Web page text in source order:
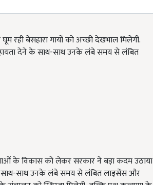
बेसहारा गायों को अच्छी देखभाल मिलेगी.
सहायता देने के साथ-साथ उनके लंबे समय से लंबित
के विकास को लेकर सरकार ने बड़ा कदम उठाया
के साथ-साथ उनके लंबे समय से लंबित लाइसेंस और